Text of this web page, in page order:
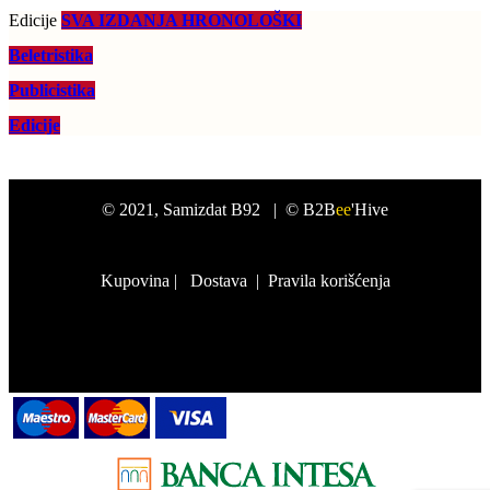
Edicije SVA IZDANJA HRONOLOŠKI
Beletristika
Publicistika
Edicije
© 2021 , Samizdat B92 | © B2Bee'Hive
Kupovina | Dostava | Pravila korišćenja